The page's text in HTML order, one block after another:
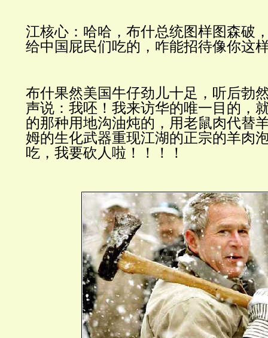
江核心：哈哈，布什总统图样图森破
给中国屁民们吃的，咋能招待像你这
布什果然美国牛仔劲儿十足，听后勃
声说：我呸！我来访华的唯一目的，
的那种用地沟油炖的，用老鼠肉代替
姆的生化武器重现江湖的正宗的羊肉
吃，我要砍人啦！！！！